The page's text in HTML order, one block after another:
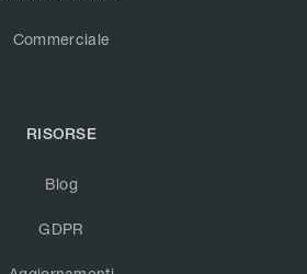
Commerciale
RISORSE
Blog
GDPR